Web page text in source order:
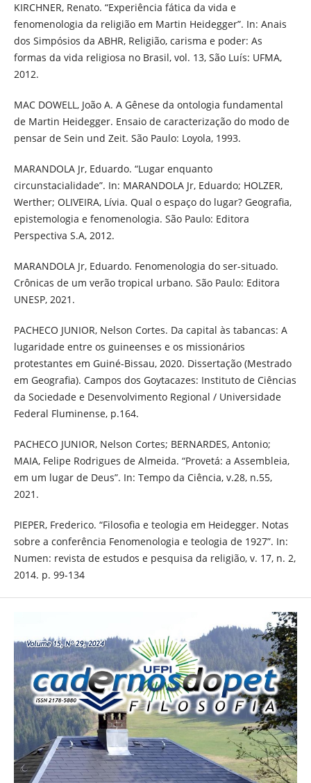
KIRCHNER, Renato. “Experiência fática da vida e
fenomenologia da religião em Martin Heidegger”. In: Anais
dos Simpósios da ABHR, Religião, carisma e poder: As
formas da vida religiosa no Brasil, vol. 13, São Luís: UFMA,
2012.
MAC DOWELL, João A. A Gênese da ontologia fundamental
de Martin Heidegger. Ensaio de caracterização do modo de
pensar de Sein und Zeit. São Paulo: Loyola, 1993.
MARANDOLA Jr, Eduardo. “Lugar enquanto
circunstacialidade”. In: MARANDOLA Jr, Eduardo; HOLZER,
Werther; OLIVEIRA, Lívia. Qual o espaço do lugar? Geografia,
epistemologia e fenomenologia. São Paulo: Editora
Perspectiva S.A, 2012.
MARANDOLA Jr, Eduardo. Fenomenologia do ser-situado.
Crônicas de um verão tropical urbano. São Paulo: Editora
UNESP, 2021.
PACHECO JUNIOR, Nelson Cortes. Da capital às tabancas: A
lugaridade entre os guineenses e os missionários
protestantes em Guiné-Bissau, 2020. Dissertação (Mestrado
em Geografia). Campos dos Goytacazes: Instituto de Ciências
da Sociedade e Desenvolvimento Regional / Universidade
Federal Fluminense, p.164.
PACHECO JUNIOR, Nelson Cortes; BERNARDES, Antonio;
MAIA, Felipe Rodrigues de Almeida. “Provetá: a Assembleia,
em um lugar de Deus”. In: Tempo da Ciência, v.28, n.55,
2021.
PIEPER, Frederico. “Filosofia e teologia em Heidegger. Notas
sobre a conferência Fenomenologia e teologia de 1927”. In:
Numen: revista de estudos e pesquisa da religião, v. 17, n. 2,
2014. p. 99-134